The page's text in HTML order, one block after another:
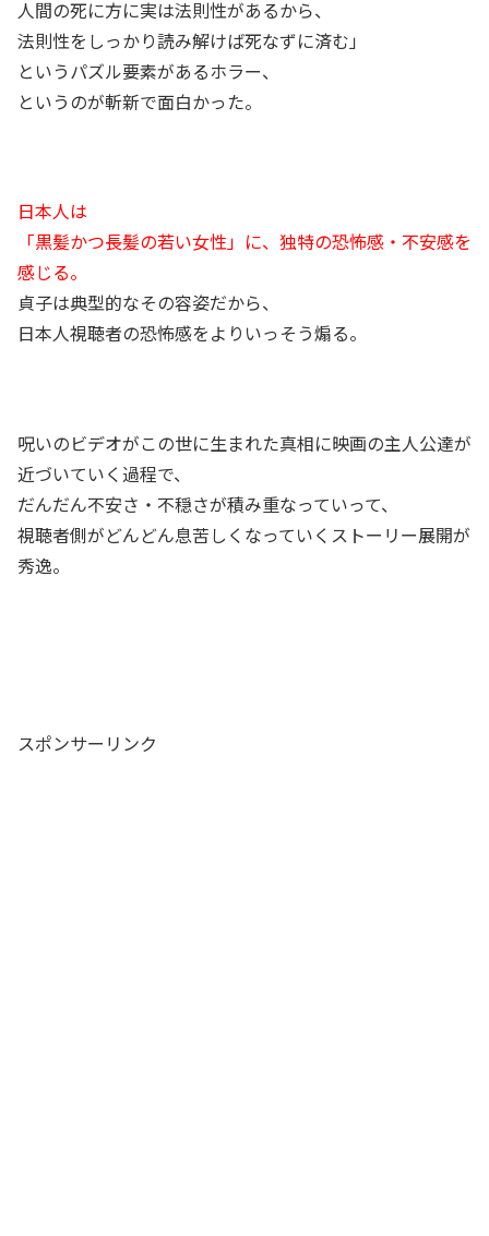
人間の死に方に実は法則性があるから、
法則性をしっかり読み解けば死なずに済む 」
というパズル要素があるホラー、
というのが斬新で面白かった。
日本人は
「黒髪かつ長髪の若い女性」に、独特の恐怖感・不安感を
感じる。
貞子は典型的なその容姿だから、
日本人視聴者の恐怖感をよりいっそう煽る。
呪いのビデオがこの世に生まれた真相に映画の主人公達が
近づいていく過程で、
だんだん不安さ・不穏さが積み重なっていって、
視聴者側がどんどん息苦しくなっていくストーリー展開が
秀逸。
スポンサーリンク